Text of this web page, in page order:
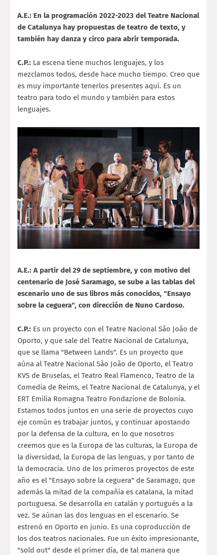
A.E.: En la programación 2022-2023 del Teatre Nacional
de Catalunya hay propuestas de teatro de texto, y
también hay danza y circo para abrir temporada.
C.P.: La escena tiene muchos lenguajes, y los
mezclamos todos, desde hace mucho tiempo. Creo que
es muy importante tenerlos presentes aquí. Es un
teatro para todo el mundo y también para estos
lenguajes.
A.E.: A partir del 29 de septiembre, y con motivo del
centenario de José Saramago, se sube a las tablas del
escenario uno de sus libros más conocidos, "Ensayo
sobre la ceguera", con dirección de Nuno Cardoso.
C.P.: Es un proyecto con el Teatre Nacional São João de
Oporto, y que sale del Teatre Nacional de Catalunya,
que se llama "Between Lands". Es un proyecto que
aúna al Teatre Nacional São João de Oporto, el Teatro
KVS de Bruselas, el Teatro Real Flamenco, Teatro de la
Comedia de Reims, el Teatre Nacional de Catalunya, y el
ERT Emilia Romagna Teatro Fondazione de Bolonia.
Estamos todos juntos en una serie de proyectos cuyo
eje común es trabajar juntos, y continuar apostando
por la defensa de la cultura, en lo que nosotros
creemos que es la Europa de las culturas, la Europa de
la diversidad, la Europa de las lenguas, y por tanto de
la democracia. Uno de los primeros proyectos de este
año es el "Ensayo sobre la ceguera" de Saramago, que
además la mitad de la compañía es catalana, la mitad
portuguesa. Se desarrolla en catalán y portugués a la
vez. Se aúnan las dos lenguas en el escenario. Se
estrenó en Oporto en junio. Es una coproducción de
los dos teatros nacionales. Fue un éxito impresionante,
"sold out" desde el primer día, de tal manera que